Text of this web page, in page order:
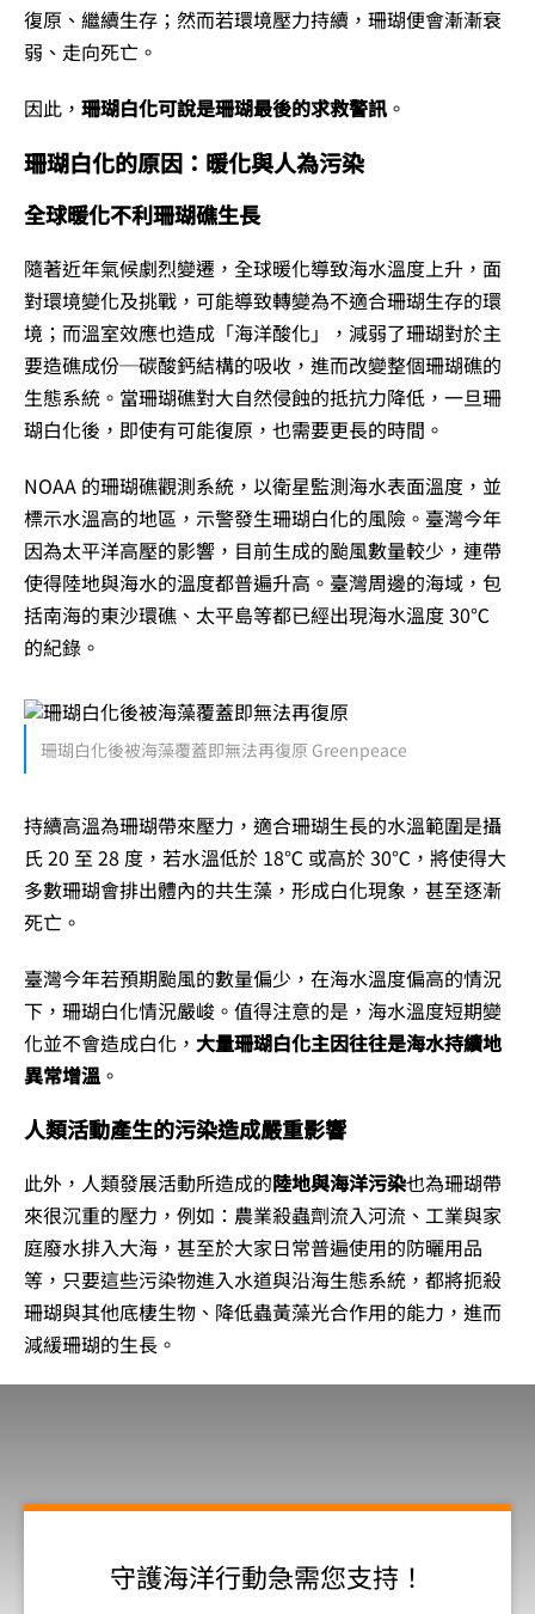
復原、繼續生存；然而若環境壓力持續，珊瑚便會漸漸衰
弱、走向死亡。
因此， 珊瑚白化可說是珊瑚最後的求救警訊。
珊瑚白化的原因：暖化與人為污染
全球暖化不利珊瑚礁生長
隨著近年氣候劇烈變遷，全球暖化導致海水溫度上升，面
對環境變化及挑戰，可能導致轉變為不適合珊瑚生存的環
境；而溫室效應也造成「海洋酸化」，減弱了珊瑚對於主
要造礁成份─碳酸鈣結構的吸收，進而改變整個珊瑚礁的
生態系統。當珊瑚礁對大自然侵蝕的抵抗力降低，一旦珊
瑚白化後，即使有可能復原，也需要更長的時間。
NOAA 的珊瑚礁觀測系統，以衛星監測海水表面溫度，並
標示水溫高的地區，示警發生珊瑚白化的風險。臺灣今年
因為太平洋高壓的影響，目前生成的颱風數量較少，連帶
使得陸地與海水的溫度都普遍升高。臺灣周邊的海域，包
括南海的東沙環礁、太平島等都已經出現海水溫度 30℃
的紀錄。
珊瑚白化後被海藻覆蓋即無法再復原 Greenpeace
持續高溫為珊瑚帶來壓力，適合珊瑚生長的水溫範圍是攝
氏 20 至 28 度，若水溫低於 18℃ 或高於 30℃，將使得大
多數珊瑚會排出體內的共生藻，形成白化現象，甚至逐漸
死亡。
臺灣今年若預期颱風的數量偏少，在海水溫度偏高的情況
下，珊瑚白化情況嚴峻。值得注意的是，海水溫度短期變
化並不會造成白化， 大量珊瑚白化主因往往是海水持續地
異常增溫。
人類活動產生的污染造成嚴重影響
此外，人類發展活動所造成的陸地與海洋污染也為珊瑚帶
來很沉重的壓力，例如：農業殺蟲劑流入河流、工業與家
庭廢水排入大海，甚至於大家日常普遍使用的防曬用品
等，只要這些污染物進入水道與沿海生態系統，都將扼殺
珊瑚與其他底棲生物、降低蟲黃藻光合作用的能力，進而
減緩珊瑚的生長。
守護海洋行動急需您支持！